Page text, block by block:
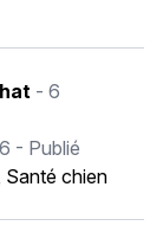
- 6
- Publié
Santé chien